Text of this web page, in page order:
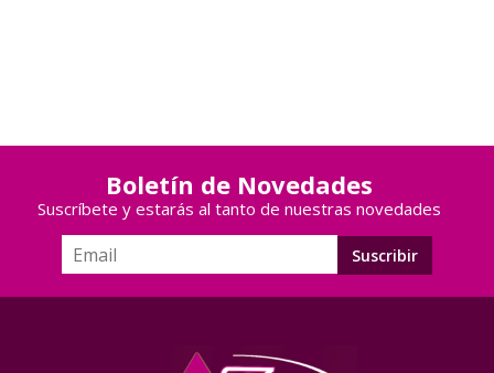
Boletín de Novedades
Suscríbete y estarás al tanto de nuestras novedades